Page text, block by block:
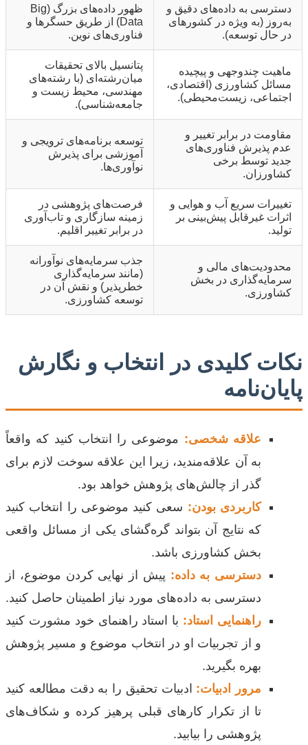
دسترسی به داده‌های دقیق و
به‌روز (به ویژه در کشورهای
در حال توسعه).
ظهور داده‌های بزرگ (Big
Data) از طریق حسگرها و
فناوری‌های نوین.
ماهیت چندوجهی و پیچیده
مسائل کشاورزی (اقتصادی،
اجتماعی، زیست‌محیطی).
پتانسیل بالای تحقیقات
میان‌رشته‌ای (با رشته‌های
مهندسی، محیط زیست و
جامعه‌شناسی).
مقاومت در برابر تغییر و
عدم پذیرش فناوری‌های
جدید توسط برخی
کشاورزان.
توسعه برنامه‌های ترویجی و
آموزشی برای پذیرش
نوآوری‌ها.
تغییرات سریع آب و هوایی و
اثرات غیرقابل پیش‌بینی بر
تولید.
فرصت‌های پژوهشی در
زمینه سازگاری و تاب‌آوری
در برابر تغییر اقلیم.
محدودیت‌های مالی و
سرمایه‌گذاری در بخش
کشاورزی.
جذب سرمایه‌های نوآورانه
(مانند سرمایه‌گذاری
خطرپذیر) و نقش آن در
توسعه کشاورزی.
نکات کلیدی در انتخاب و نگارش
پایان‌نامه
علاقه شخصی: موضوعی را انتخاب کنید که واقعاً
به آن علاقه‌مندید، زیرا این علاقه سوخت لازم برای
گذر از چالش‌های پژوهش خواهد بود.
کاربردی بودن: سعی کنید موضوعی را انتخاب کنید
که نتایج آن بتواند گره‌گشای یکی از مسائل واقعی
بخش کشاورزی باشد.
دسترسی به داده: پیش از نهایی کردن موضوع، از
دسترسی به داده‌های مورد نیاز اطمینان حاصل کنید.
راهنمایی استاد: با استاد راهنمای خود مشورت کنید
و از تجربیات او در انتخاب موضوع و مسیر پژوهش
بهره بگیرید.
مرور ادبیات: ادبیات تحقیق را به دقت مطالعه کنید
تا از تکرار کارهای قبلی پرهیز کرده و شکاف‌های
پژوهشی را بیابید.